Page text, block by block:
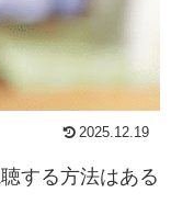
2025.12.19
する方法はある